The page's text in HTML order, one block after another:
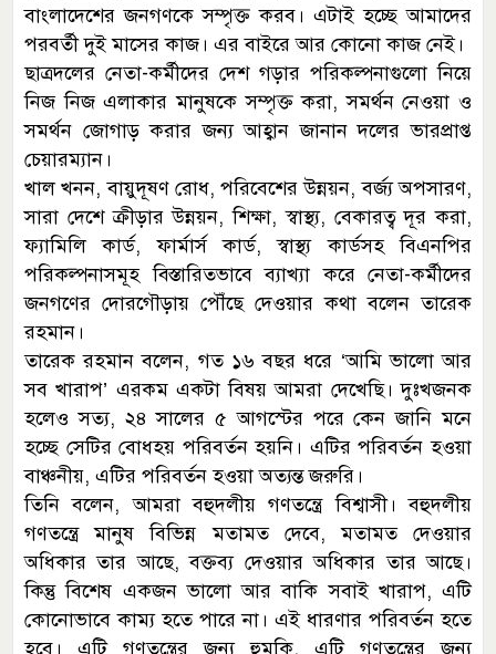
বাংলাদেশের জনগণকে সম্পৃক্ত করব। এটাই হচ্ছে আমাদের
পরবর্তী দুই মাসের কাজ। এর বাইরে আর কোনো কাজ নেই।
ছাত্রদলের নেতা-কর্মীদের দেশ গড়ার পরিকল্পনাগুলো নিয়ে
নিজ নিজ এলাকার মানুষকে সম্পৃক্ত করা, সমর্থন নেওয়া ও
সমর্থন জোগাড় করার জন্য আহ্বান জানান দলের ভারপ্রাপ্ত
চেয়ারম্যান।
খাল খনন, বায়ুদূষণ রোধ, পরিবেশের উন্নয়ন, বর্জ্য অপসারণ,
সারা দেশে ক্রীড়ার উন্নয়ন, শিক্ষা, স্বাস্থ্য, বেকারত্ব দূর করা,
ফ্যামিলি কার্ড, ফার্মার্স কার্ড, স্বাস্থ্য কার্ডসহ বিএনপির
পরিকল্পনাসমূহ বিস্তারিতভাবে ব্যাখ্যা করে নেতা-কর্মীদের
জনগণের দোরগৌড়ায় পৌঁছে দেওয়ার কথা বলেন তারেক
রহমান।
তারেক রহমান বলেন, গত ১৬ বছর ধরে ‘আমি ভালো আর
সব খারাপ’ এরকম একটা বিষয় আমরা দেখেছি। দুঃখজনক
হলেও সত্য, ২৪ সালের ৫ আগস্টের পরে কেন জানি মনে
হচ্ছে সেটির বোধহয় পরিবর্তন হয়নি। এটির পরিবর্তন হওয়া
বাঞ্চনীয়, এটির পরিবর্তন হওয়া অত্যন্ত জরুরি।
তিনি বলেন, আমরা বহুদলীয় গণতন্ত্রে বিশ্বাসী। বহুদলীয়
গণতন্ত্রে মানুষ বিভিন্ন মতামত দেবে, মতামত দেওয়ার
অধিকার তার আছে, বক্তব্য দেওয়ার অধিকার তার আছে।
কিন্তু বিশেষ একজন ভালো আর বাকি সবাই খারাপ, এটি
কোনোভাবে কাম্য হতে পারে না। এই ধারণার পরিবর্তন হতে
হবে। এটি গণতন্ত্রের জন্য হুমকি, এটি গণতন্ত্রের জন্য